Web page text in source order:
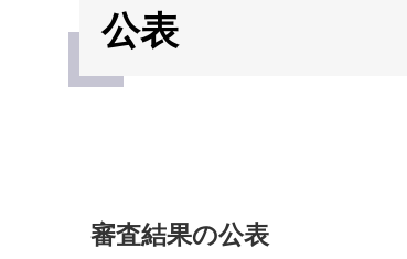
公表
審査結果の公表